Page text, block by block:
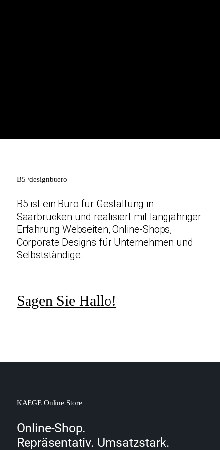
B5 /designbuero
B5 ist ein Büro für Gestaltung in
Saarbrücken und realisiert mit langjähriger
Erfahrung Webseiten, Online-Shops,
Corporate Designs für Unternehmen und
Selbstständige.
Sagen Sie Hallo!
KAEGE Online Store
Online-Shop.
Repräsentativ. Umsatzstark.